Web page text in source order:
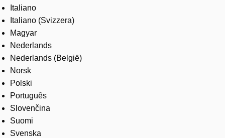
Italiano
Italiano (Svizzera)
Magyar
Nederlands
Nederlands (België)
Norsk
Polski
Português
Slovenčina
Suomi
Svenska